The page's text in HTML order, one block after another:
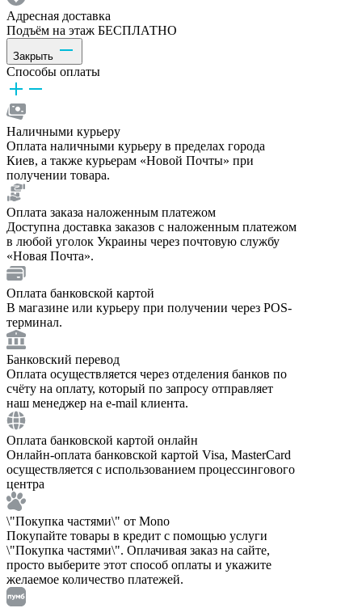
Адресная доставка
Подъём на этаж БЕСПЛАТНО
Закрыть
Способы оплаты
Наличными курьеру
Оплата наличными курьеру в пределах города
Киев, а также курьерам «Новой Почты» при
получении товара.
Оплата заказа наложенным платежом
Доступна доставка заказов с наложенным платежом
в любой уголок Украины через почтовую службу
«Новая Почта».
Оплата банковской картой
В магазине или курьеру при получении через POS-
терминал.
Банковский перевод
Оплата осуществляется через отделения банков по
счёту на оплату, который по запросу отправляет
наш менеджер на e-mail клиента.
Оплата банковской картой онлайн
Онлайн-оплата банковской картой Visa, MasterCard
осуществляется с использованием процессингового
центра
\"Покупка частями\" от Mono
Покупайте товары в кредит с помощью услуги
\"Покупка частями\". Оплачивая заказ на сайте,
просто выберите этот способ оплаты и укажите
желаемое количество платежей.